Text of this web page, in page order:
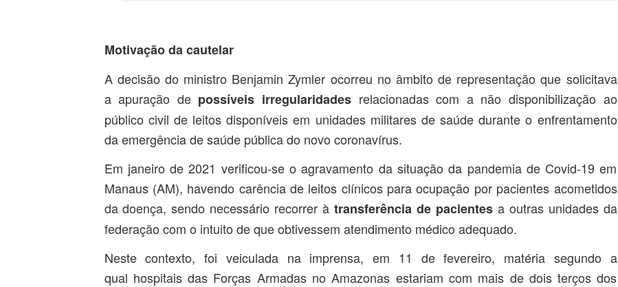
Motivação da cautelar
A decisão do ministro Benjamin Zymler ocorreu no âmbito de representação que solicitava
a apuração de possíveis irregularidadesrelacionadas com a não disponibilização ao
público civil de leitos disponíveis em unidades militares de saúde durante o enfrentamento
da emergência de saúde pública do novo coronavírus.
Em janeiro de 2021 verificou-se o agravamento da situação da pandemia de Covid-19 em
Manaus (AM), havendo carência de leitos clínicos para ocupação por pacientes acometidos
da doença, sendo necessário recorrer à transferência de pacientesa outras unidades da
federação com o intuito de que obtivessem atendimento médico adequado.
Neste contexto, foi veiculada na imprensa, em 11 de fevereiro, matéria segundo a
qual hospitais das Forças Armadas no Amazonas estariam com mais de dois terços dos